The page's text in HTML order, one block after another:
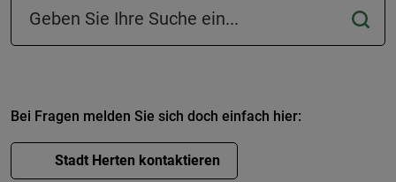
Suchfeld in der Fußzeile
Bei Fragen melden Sie sich doch einfach hier:
Stadt Herten kontaktieren